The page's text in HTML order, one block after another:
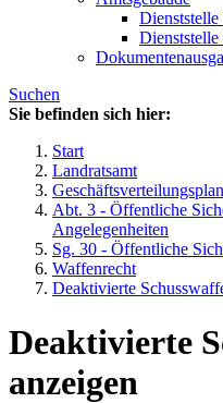
Dienststelle
Suchen
Sie befinden sich hier:
Start
Landratsamt
Geschäftsverteilungsplan
Abt. 3 - Öffentliche
Angelegenheiten
Sg. 30 - Öffentliche
Waffenrecht
Deaktivierte
Deaktivierte
anzeigen